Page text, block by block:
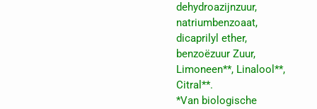
dehydroazijnzuur,
natriumbenzoaat,
dicaprilyl ether,
benzoëzuur Zuur,
Limoneen**, Linalool**,
Citral**.
*Van biologische